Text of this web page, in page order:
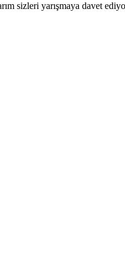
sizleri yarışmaya davet